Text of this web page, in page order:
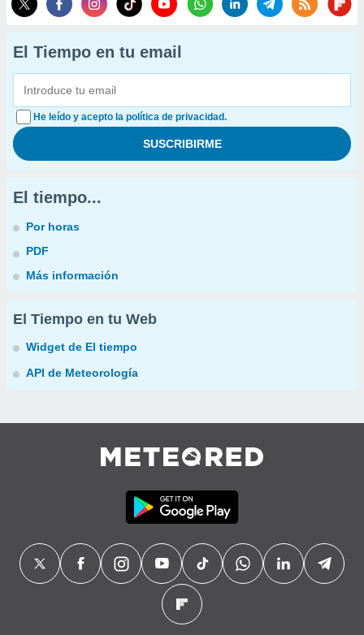
El Tiempo en tu email
He leído y acepto la política de privacidad.
El tiempo...
Por horas
PDF
Más información
El Tiempo en tu Web
Widget de El tiempo
API de Meteorología